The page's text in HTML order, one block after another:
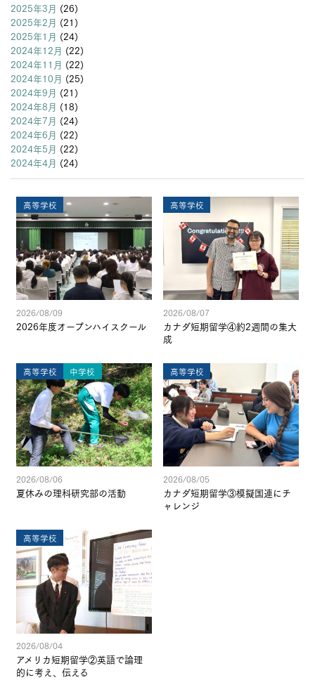
2025年3月 (26)
2025年2月 (21)
2025年1月 (24)
2024年12月 (22)
2024年11月 (22)
2024年10月 (25)
2024年9月 (21)
2024年8月 (18)
2024年7月 (24)
2024年6月 (22)
2024年5月 (22)
2024年4月 (24)
高等学校
2026/08/09
2026年度オープンハイスクール
高等学校
2026/08/07
カナダ短期留学④約2週間の集大
成
高等学校 中学校
2026/08/06
夏休みの理科研究部の活動
高等学校
2026/08/05
カナダ短期留学③模擬国連にチ
ャレンジ
高等学校
2026/08/04
アメリカ短期留学②英語で論理
的に考え、伝える